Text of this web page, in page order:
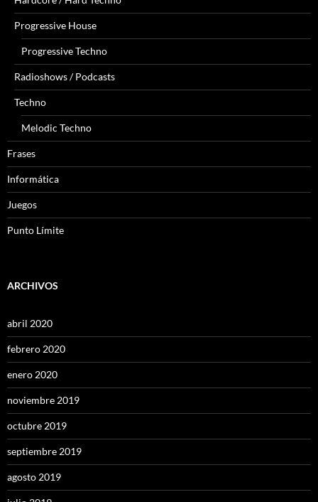
Progressive House
Progressive Techno
Radioshows / Podcasts
Techno
Melodic Techno
Frases
Informática
Juegos
Punto Límite
ARCHIVOS
abril 2020
febrero 2020
enero 2020
noviembre 2019
octubre 2019
septiembre 2019
agosto 2019